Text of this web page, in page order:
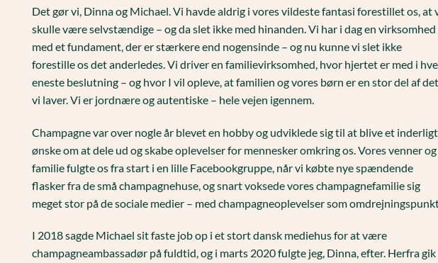
Det gør vi, Dinna og Michael. Vi havde aldrig i vores vildeste fantasi forestillet os, at
skulle være selvstændige – og da slet ikke med hinanden. Vi har i dag en virksomhed
med et fundament, der er stærkere end nogensinde – og nu kunne vi slet ikke
forestille os det anderledes. Vi driver en familievirksomhed, hvor hjertet er med i
eneste beslutning – og hvor I vil opleve, at familien og vores børn er en stor del af
vi laver. Vi er jordnære og autentiske – hele vejen igennem.
Champagne var over nogle år blevet en hobby og udviklede sig til at blive et inderligt
ønske om at dele ud og skabe oplevelser for mennesker omkring os. Vores venner og
familie fulgte os fra start i en lille Facebookgruppe, når vi købte nye spændende
flasker fra de små champagnehuse, og snart voksede vores champagnefamilie sig
meget stor på de sociale medier – med champagneoplevelser som
I 2018 sagde Michael sit faste job op i et stort dansk mediehus for at være
champagneambassadør på fuldtid, og i marts 2020 fulgte jeg, Dinna, efter. Herfra gik